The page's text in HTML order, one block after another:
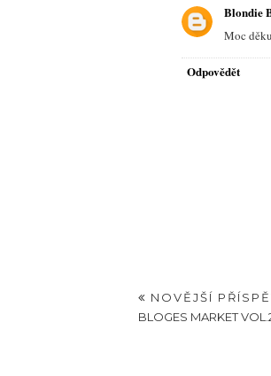
Blondie
Moc
Odpovědět
NOVĚJŠÍ
BLOGES MARKET